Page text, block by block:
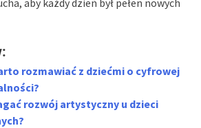
rozmawiać z dziećmi o cyfrowej
rozwój artystyczny u dzieci